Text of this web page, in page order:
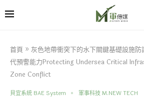
首頁 » 灰色地帶衝突下的水下關鍵基礎設施
代預警能力Protecting Undersea Critical
Zone Conflict
貝宜系統 BAE System 軍事科技 M.NEW TECH